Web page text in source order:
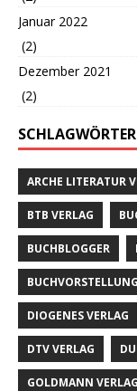
Januar 2022
(2)
Dezember 2021
(2)
SCHLAGWÖRTER
ARCHE LITERATUR
BTB VERLAG
BUCHBLOGGER
BUCHVORSTELLUNG
DIOGENES VERLAG
DTV VERLAG
GOLDMANN VERLAG